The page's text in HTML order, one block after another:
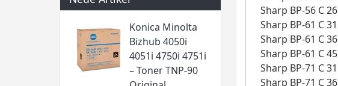
Konica Minolta
Bizhub 4050i
4051i 4750i 4751i
– Toner TNP-90
Sharp BP-56 C 26
Sharp BP-61 C 31
Sharp BP-61 C 36
Sharp BP-61 C 45
Sharp BP-71 C 31
Sharp BP-71 C 36